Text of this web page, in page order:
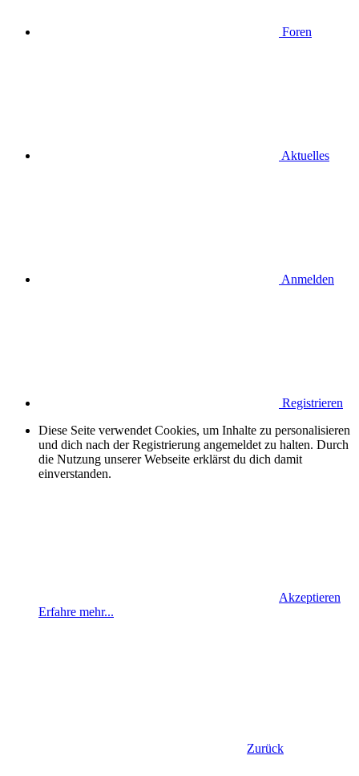
Foren
Aktuelles
Anmelden
Registrieren
Diese Seite verwendet Cookies, um Inhalte zu personalisieren
und dich nach der Registrierung angemeldet zu halten. Durch
die Nutzung unserer Webseite erklärst du dich damit
einverstanden.
Akzeptieren
Erfahre mehr...
Zurück